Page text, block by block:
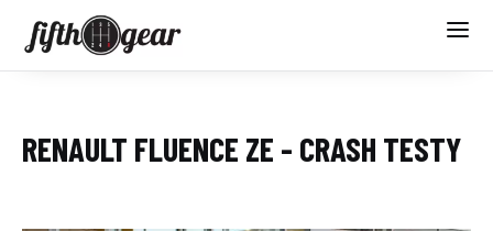
RENAULT FLUENCE ZE - CRASH TESTY